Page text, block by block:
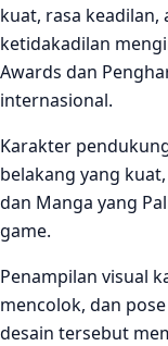
kuat, rasa
ketidakadilan
Awards dan
internasional.
Karakter
belakang yang
dan Manga yang
game.
Penampilan visual
mencolok, dan
desain tersebut